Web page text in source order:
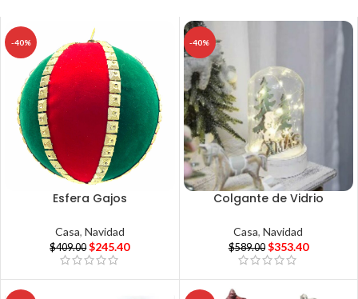
-40%
Esfera Gajos
Casa, Navidad
$409.00 $245.40
-40%
Colgante de Vidrio
Casa,Navidad
$589.00 $353.40